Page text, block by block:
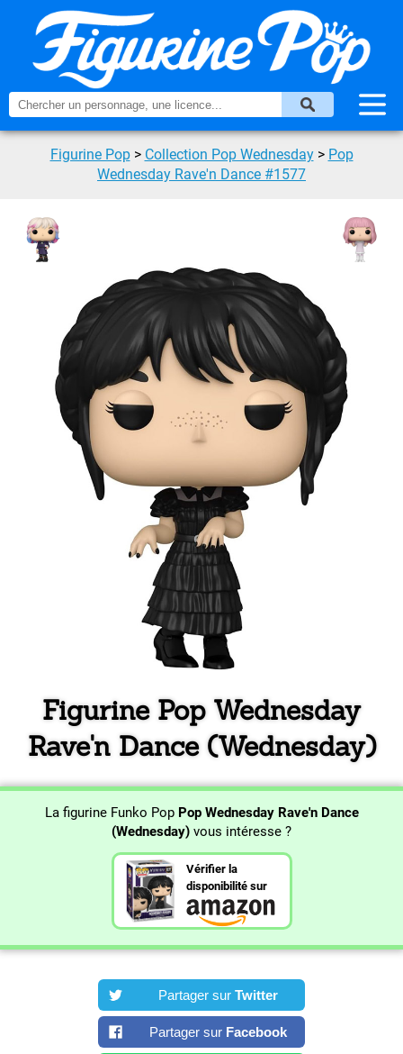
Figurine Pop > Collection Pop Wednesday > Pop
Wednesday Rave'n Dance #1577
Figurine Pop Wednesday
Rave'n Dance (Wednesday)
La figurine Funko Pop Pop Wednesday Rave'n Dance
(Wednesday) vous intéresse ?
Vérifier la
disponibilité sur
Partager sur Twitter
Partager sur Facebook